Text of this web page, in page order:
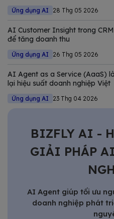
Ứng dụng AI 28 Thg 05 2026
AI Customer Insight trong
để tăng doanh thu
Ứng dụng AI 26 Thg 05 2026
AI Agent as a Service (AaaS)
lại hiệu suất doanh nghiệp Việt
Ứng dụng AI 23 Thg 04 2026
BIZFLY AI -
GIẢI PHÁP
AI Agent giúp tối ưu
doanh nghiệp phát